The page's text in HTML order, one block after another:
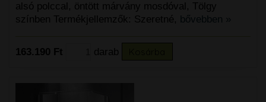
alsó polccal, öntött márvány mosdóval, Tölgy
színben Termékjellemzők: Szeretné,
bővebben »
163.190 Ft darab